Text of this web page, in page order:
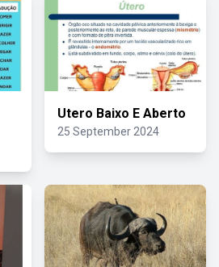
Utero Baixo E Aberto
25 September 2024